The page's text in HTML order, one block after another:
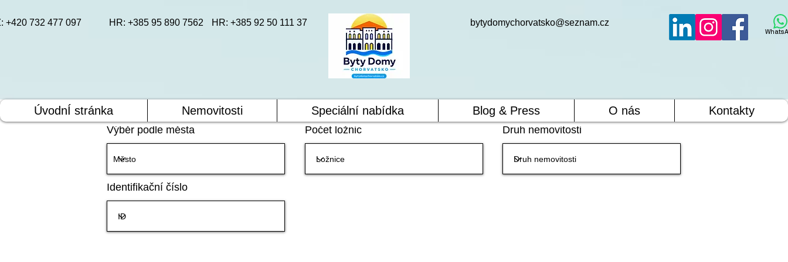
+420 732 477 097 HR: +385 95 890 7562 HR: +385 92 50 111 37 bytydomychorvatsko@seznam.cz
ÚvodnÍ stránka Nemovitosti Speciální nabídka Blog & Press O nás Kontakty
Výběr podle města Počet ložnic Druh nemovitosti
Identifikační číslo